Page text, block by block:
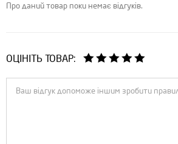
Про даний товар поки немає відгуків.
ОЦІНІТЬ ТОВАР: